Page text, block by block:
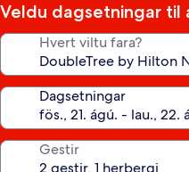
Veldu dagsetningar til
Hvert viltu fara?
Dagsetningar
Gestir